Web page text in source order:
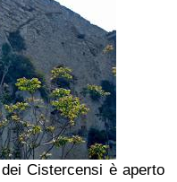
Cistercensi è aperto